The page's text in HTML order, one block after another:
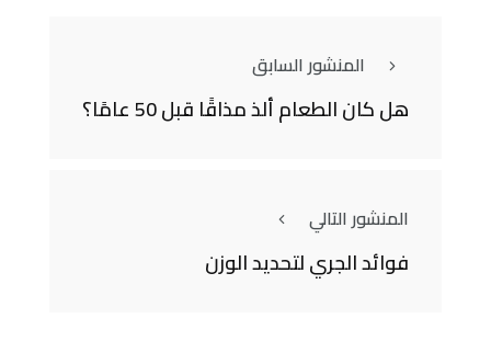
المنشور السابق
هل كان الطعام ألذ مذاقًا قبل 50 عامًا؟
المنشور التالي
فوائد الجري لتحديد الوزن